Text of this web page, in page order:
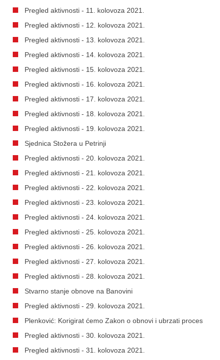
Pregled aktivnosti - 11. kolovoza 2021.
Pregled aktivnosti - 12. kolovoza 2021.
Pregled aktivnosti - 13. kolovoza 2021.
Pregled aktivnosti - 14. kolovoza 2021.
Pregled aktivnosti - 15. kolovoza 2021.
Pregled aktivnosti - 16. kolovoza 2021.
Pregled aktivnosti - 17. kolovoza 2021.
Pregled aktivnosti - 18. kolovoza 2021.
Pregled aktivnosti - 19. kolovoza 2021.
Sjednica Stožera u Petrinji
Pregled aktivnosti - 20. kolovoza 2021.
Pregled aktivnosti - 21. kolovoza 2021.
Pregled aktivnosti - 22. kolovoza 2021.
Pregled aktivnosti - 23. kolovoza 2021.
Pregled aktivnosti - 24. kolovoza 2021.
Pregled aktivnosti - 25. kolovoza 2021.
Pregled aktivnosti - 26. kolovoza 2021.
Pregled aktivnosti - 27. kolovoza 2021.
Pregled aktivnosti - 28. kolovoza 2021.
Stvarno stanje obnove na Banovini
Pregled aktivnosti - 29. kolovoza 2021.
Plenković: Korigirat ćemo Zakon o obnovi i ubrzati proces
Pregled aktivnosti - 30. kolovoza 2021.
Pregled aktivnosti - 31. kolovoza 2021.